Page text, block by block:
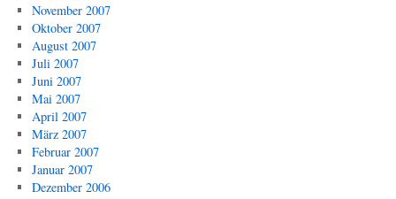
November 2007
Oktober 2007
August 2007
Juli 2007
Juni 2007
Mai 2007
April 2007
März 2007
Februar 2007
Januar 2007
Dezember 2006